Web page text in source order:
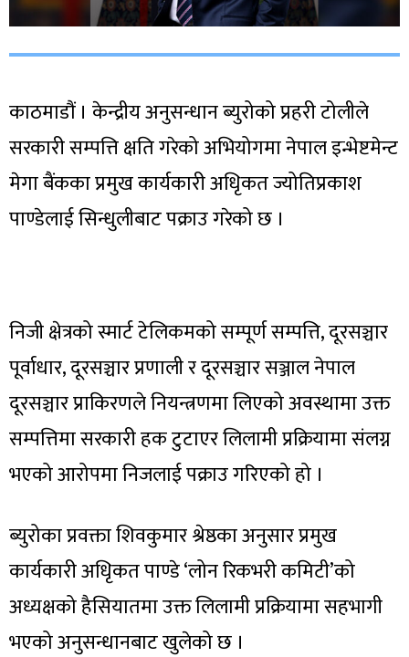
काठमाडौं । केन्द्रीय अनुसन्धान ब्युरोको प्रहरी टोलीले
सरकारी सम्पत्ति क्षति गरेको अभियोगमा नेपाल इन्भेष्टमेन्ट
मेगा बैंकका प्रमुख कार्यकारी अधिृकत ज्योतिप्रकाश
पाण्डेलाई सिन्धुलीबाट पक्राउ गरेको छ ।
निजी क्षेत्रको स्मार्ट टेलिकमको सम्पूर्ण सम्पत्ति, दूरसञ्चार
पूर्वाधार, दूरसञ्चार प्रणाली र दूरसञ्चार सञ्जाल नेपाल
दूरसञ्चार प्राकिरणले नियन्त्रणमा लिएको अवस्थामा उक्त
सम्पत्तिमा सरकारी हक टुटाएर लिलामी प्रक्रियामा संलग्न
भएको आरोपमा निजलाई पक्राउ गरिएको हो ।
ब्युरोका प्रवक्ता शिवकुमार श्रेष्ठका अनुसार प्रमुख
कार्यकारी अधिृकत पाण्डे ‘लोन रिकभरी कमिटी’को
अध्यक्षको हैसियातमा उक्त लिलामी प्रक्रियामा सहभागी
भएको अनुसन्धानबाट खुलेको छ ।